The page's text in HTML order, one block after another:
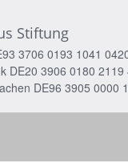
Stiftung
3706 0193 1041
DE20 3906 0180 2119
DE96 3905 0000